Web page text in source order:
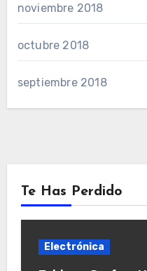
noviembre 2018
octubre 2018
septiembre 2018
Te Has Perdido
Electrónica